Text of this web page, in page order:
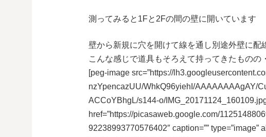
測ってみると1Fと2Fの間の壁に開いています
壁から新規に穴を開けて線を通し別途外壁に配
こんな感じで道具もそろえて持ってきたものの
[peg-image src=”https://
nzYpencazUU/WhkQ96yiehI/AAAAAAAAgAY/
ACCoYBhgL/s144-o/
href=”https://picasaweb.google.com/
92238993770576402″ caption=”” type=”image”